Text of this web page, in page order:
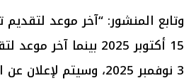
وتابع المنشور: “آخر موعد
15 أكتوبر 2025